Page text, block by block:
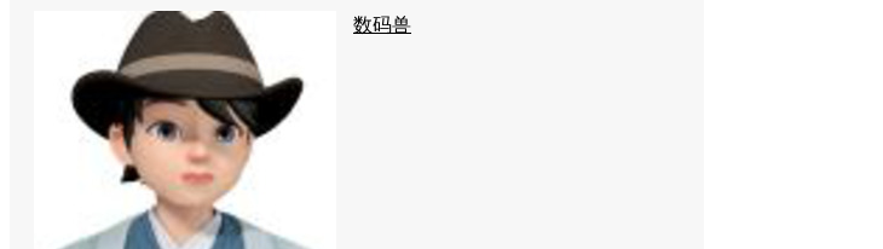
数码兽